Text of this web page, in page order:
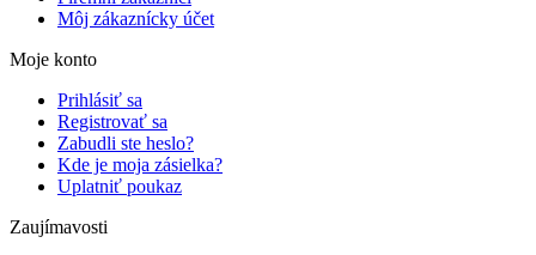
Môj zákaznícky účet
Moje konto
Prihlásiť sa
Registrovať sa
Zabudli ste heslo?
Kde je moja zásielka?
Uplatniť poukaz
Zaujímavosti